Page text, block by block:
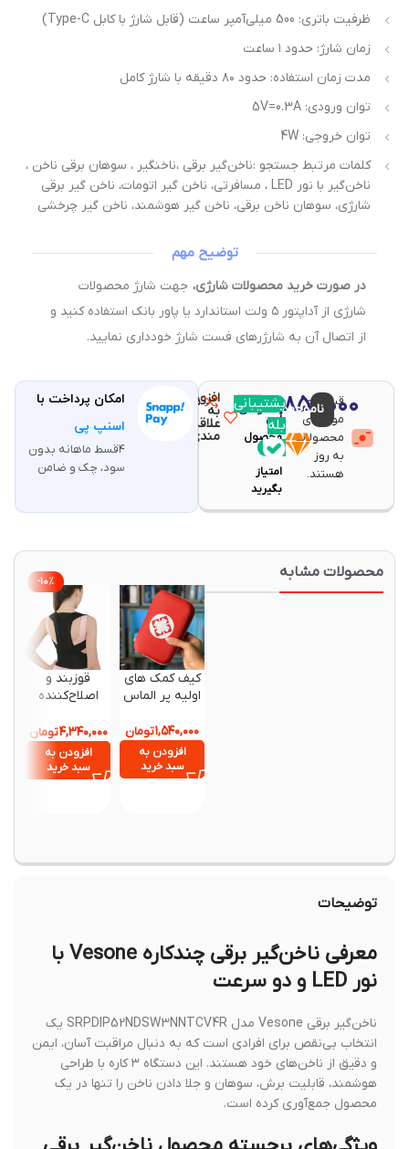
ظرفیت باتری: 500 میلی‌آمپر ساعت (قابل شارژ با کابل Type-C)
زمان شارژ: حدود ۱ ساعت
مدت زمان استفاده: حدود ۸۰ دقیقه با شارژ کامل
توان ورودی: 5V=0.3A
توان خروجی: 4W
کلمات مرتبط جستجو :ناخن‌گیر برقی ،ناخنگیر ، سوهان برقی ناخن ،
ناخن‌گیر با نور LED ، مسافرتی، ناخن گیر اتومات، ناخن گیر برقی
شارژی، سوهان ناخن برقی، ناخن گیر هوشمند، ناخن گیر چرخشی
توضیح مهم
در صورت خرید محصولات شارژی،جهت شارژ محصولات
شارژی از آداپتور ۵ ولت استاندارد یا پاور بانک استفاده کنید و
از اتصال آن به شارژرهای فست شارژ خودداری نمایید.
قیمت و
موجودی
محصولات
به روز
هستند.
۲,۸۵۰,۰۰۰تومان ناموجودبا خرید
این
محصول
۵۷
امتیاز
بگیرید
پشتیبانی
بله
افزودن
به
علاقه
مندی
مقایسه
امکان پرداخت با
اسنپ پی
۴قسط ماهانه بدون
سود، چک و ضامن
محصولات مشابه
کیف کمک های
اولیه پر الماس
۱,۵۴۰,۰۰۰تومان
افزودن به
سبد خرید
قوزبند و
اصلاح‌کننده
Jingba مدل
Support
Posture
Corrector
۴,۳۴۰,۰۰۰تومان
افزودن به
سبد خرید
توضیحات
معرفی ناخن‌گیر برقی چندکاره Vesone با
نور LED و دو سرعت
ناخن‌گیر برقی Vesone مدل SRPDIP52NDSW3NNTCV4R یک
انتخاب بی‌نقص برای افرادی است که به دنبال مراقبت آسان، ایمن
و دقیق از ناخن‌های خود هستند. این دستگاه ۳ کاره با طراحی
هوشمند، قابلیت برش، سوهان و جلا دادن ناخن را تنها در یک
محصول جمع‌آوری کرده است.